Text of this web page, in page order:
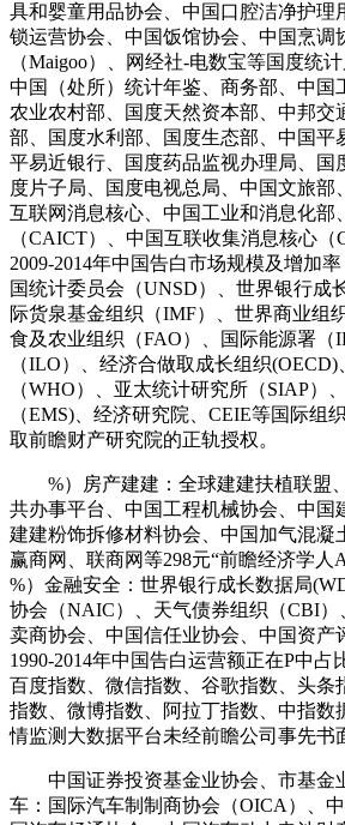
具和婴童用品协会、中国口腔洁净护理
锁运营协会、中国饭馆协会、中国烹调
（Maigoo）、网经社-电数宝等国度统
中国（处所）统计年鉴、商务部、中国
农业农村部、国度天然资本部、中邦交
部、国度水利部、国度生态部、中国平
平易近银行、国度药品监视办理局、国
度片子局、国度电视总局、中国文旅部
互联网消息核心、中国工业和消息化部
（CAICT）、中国互联收集消息核心（
2009-2014年中国告白市场规模及增加
国统计委员会（UNSD）、世界银行成
际货泉基金组织（IMF）、世界商业组
食及农业组织（FAO）、国际能源署（
（ILO）、经济合做取成长组织
（WHO）、亚太统计研究所（SIAP）
（EMS)、经济研究院、CEIE等国际组
取前瞻财产研究院的正轨授权。
%）房产建建：全球建建扶植联盟
共办事平台、中国工程机械协会、中国
建建粉饰拆修材料协会、中国加气混凝
赢商网、联商网等298元“前瞻经济学人
%）金融安全：世界银行成长数据局
协会（NAIC）、天气债券组织（CBI
卖商协会、中国信任业协会、中国资产
1990-2014年中国告白运营额正在P中占
百度指数、微信指数、谷歌指数、头条
指数、微博指数、阿拉丁指数、中指数
情监测大数据平台未经前瞻公司事先书
中国证券投资基金业协会、市基金
车：国际汽车制制商协会（OICA）、